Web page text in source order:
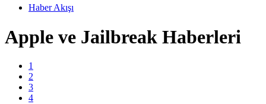
Haber Akışı
Apple ve Jailbreak Haberleri
1
2
3
4